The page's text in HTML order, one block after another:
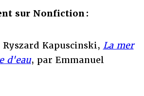
sur Nonfiction :
Kapuscinski, La mer
d'eau, par Emmanuel